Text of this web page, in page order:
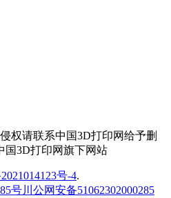
权请联系中国3D打印网给予删
国3D打印网旗下网站
号-4.
川公网安备51062302000285